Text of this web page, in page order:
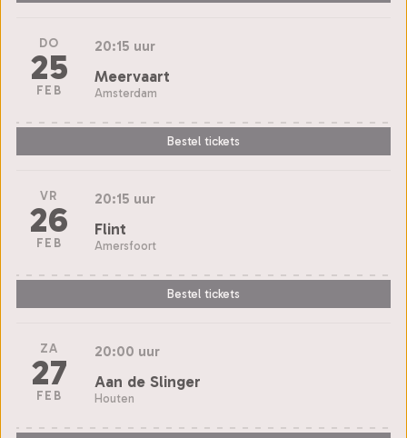
DO
25
FEB
20:15 uur
Meervaart
Amsterdam
Bestel tickets
VR
26
FEB
20:15 uur
Flint
Amersfoort
Bestel tickets
ZA
27
FEB
20:00 uur
Aan de Slinger
Houten